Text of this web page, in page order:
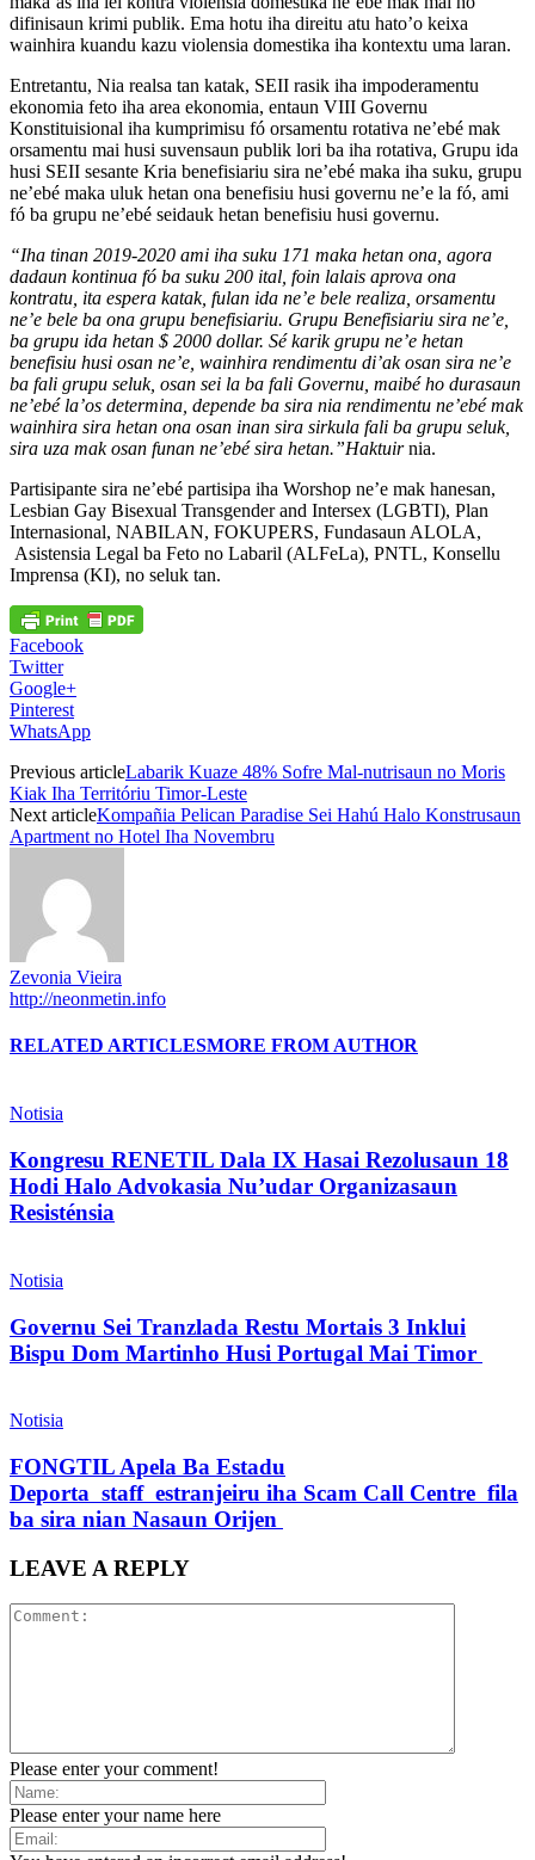
difinisaun krimi publik. Ema hotu iha direitu atu hato’o keixa
wainhira kuandu kazu violensia domestika iha kontextu uma laran.
Entretantu, Nia realsa tan katak, SEII rasik iha impoderamentu
ekonomia feto iha area ekonomia, entaun VIII Governu
Konstituisional iha kumprimisu fó orsamentu rotativa ne’ebé mak
orsamentu mai husi suvensaun publik lori ba iha rotativa, Grupu ida
husi SEII sesante Kria benefisiariu sira ne’ebé maka iha suku, grupu
ne’ebé maka uluk hetan ona benefisiu husi governu ne’e la fó, ami
fó ba grupu ne’ebé seidauk hetan benefisiu husi governu.
“Iha tinan 2019-2020 ami iha suku 171 maka hetan ona, agora
dadaun kontinua fó ba suku 200 ital, foin lalais aprova ona
kontratu, ita espera katak, fulan ida ne’e bele realiza, orsamentu
ne’e bele ba ona grupu benefisiariu. Grupu Benefisiariu sira ne’e,
ba grupu ida hetan $ 2000 dollar. Sé karik grupu ne’e hetan
benefisiu husi osan ne’e, wainhira rendimentu di’ak osan sira ne’e
ba fali grupu seluk, osan sei la ba fali Governu, maibé ho durasaun
ne’ebé la’os determina, depende ba sira nia rendimentu ne’ebé mak
wainhira sira hetan ona osan inan sira sirkula fali ba grupu seluk,
sira uza mak osan funan ne’ebé sira hetan.”Haktuirnia.
Partisipante sira ne’ebé partisipa iha Worshop ne’e mak hanesan,
Lesbian Gay Bisexual Transgender and Intersex (LGBTI), Plan
Internasional, NABILAN, FOKUPERS, Fundasaun ALOLA,
Asistensia Legal ba Feto no Labaril (ALFeLa), PNTL, Konsellu
Imprensa (KI), no seluk tan.
Facebook
Twitter
Google+
Pinterest
WhatsApp
Previous articleLabarik Kuaze 48% Sofre Mal-nutrisaun no Moris
Kiak Iha Territóriu Timor-Leste
Next articleKompañia Pelican Paradise Sei Hahú Halo Konstrusaun
Apartment no Hotel Iha Novembru
Zevonia Vieira
http://neonmetin.info
RELATED ARTICLESMORE FROM AUTHOR
Notisia
Kongresu RENETIL Dala IX Hasai Rezolusaun 18
Hodi Halo Advokasia Nu’udar Organizasaun
Resisténsia
Notisia
Governu Sei Tranzlada Restu Mortais 3 Inklui
Bispu Dom Martinho Husi Portugal Mai Timor
Notisia
FONGTIL Apela Ba Estadu
Deporta staff estranjeiru iha Scam Call Centre fila
ba sira nian Nasaun Orijen
LEAVE A REPLY
Please enter your comment!
Please enter your name here